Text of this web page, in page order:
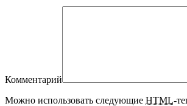
Комментарий
Можно использовать следующие HTML-